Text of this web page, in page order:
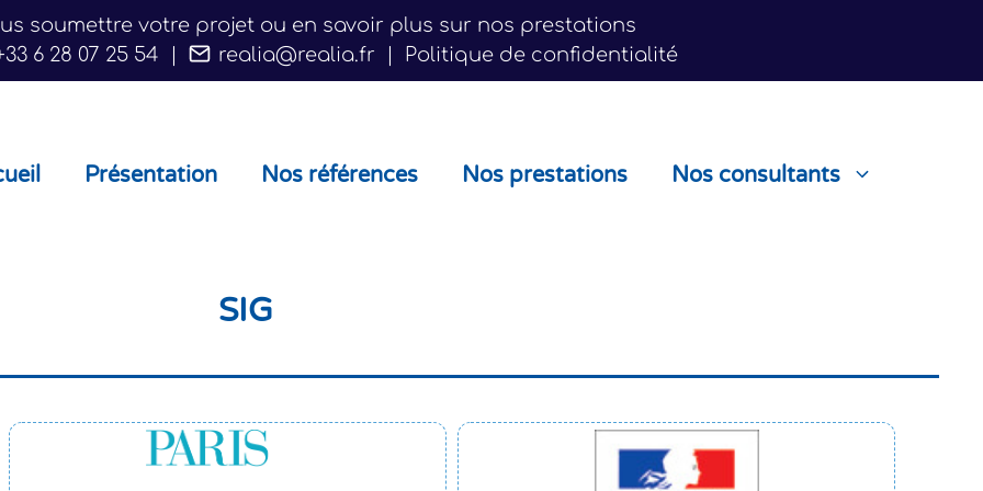
soumettre votre projet ou en savoir plus sur nos prestations
6 28 07 25 54 realia@realia.fr Politique de confidentialité
Présentation Nos références Nos prestations Nos consultants
SIG